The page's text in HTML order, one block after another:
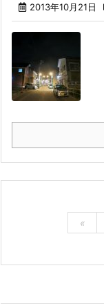
2013年10月21日
«